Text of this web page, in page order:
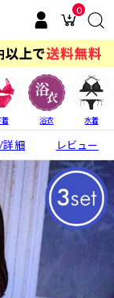
0
着 浴衣 水着
詳細 レビュー